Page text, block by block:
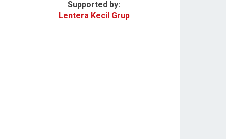
Supported by:
Lentera Kecil Grup